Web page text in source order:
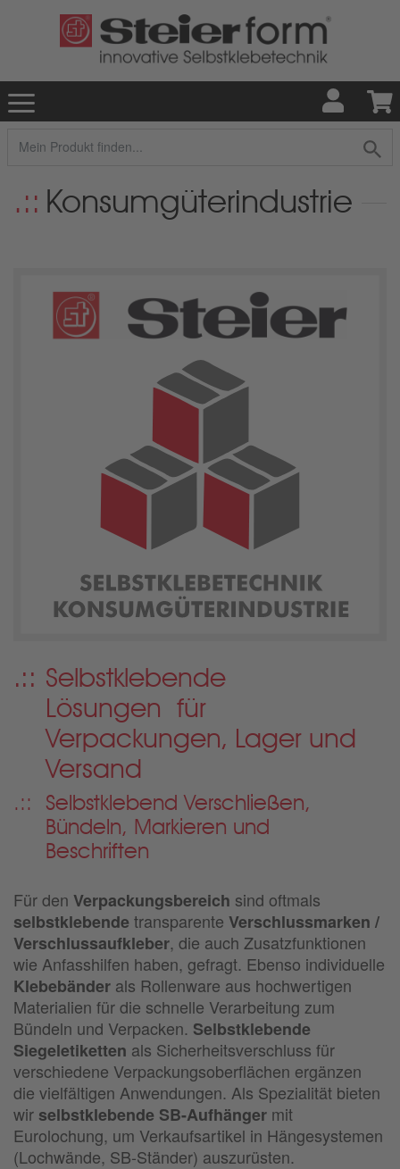
Konsumgüterindustrie
Selbstklebende
Lösungen für
Verpackungen, Lager und
Versand
Selbstklebend Verschließen,
Bündeln, Markieren und
Beschriften
Für den Verpackungsbereich sind oftmals
selbstklebende transparente Verschlussmarken /
Verschlussaufkleber, die auch Zusatzfunktionen
wie Anfasshilfen haben, gefragt. Ebenso individuelle
Klebebänder als Rollenware aus hochwertigen
Materialien für die schnelle Verarbeitung zum
Bündeln und Verpacken. Selbstklebende
Siegeletiketten als Sicherheitsverschluss für
verschiedene Verpackungsoberflächen ergänzen
die vielfältigen Anwendungen. Als Spezialität bieten
wir selbstklebende SB-Aufhänger mit
Eurolochung, um Verkaufsartikel in Hängesystemen
(Lochwände, SB-Ständer) auszurüsten.